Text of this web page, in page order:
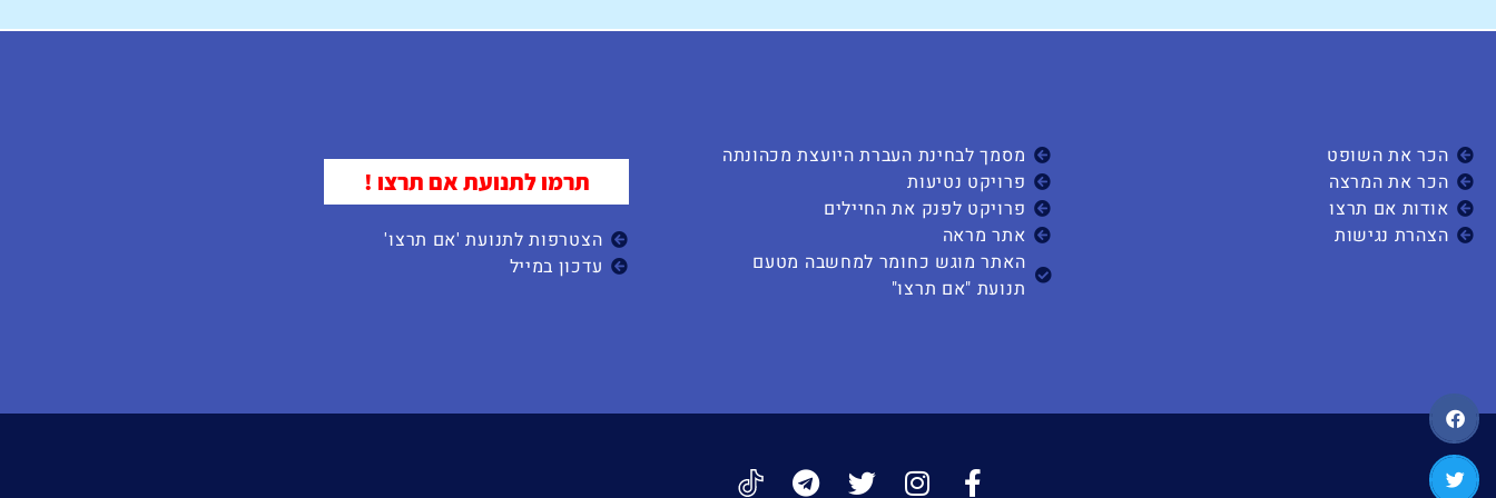
הכר את השופט
הכר את המרצה
אודות אם תרצו
הצהרת נגישות
מסמך לבחינת העברת היועצת מכהונתה
פרויקט נטיעות
פרויקט לפנק את החיילים
אתר מראה
האתר מוגש כחומר למחשבה מטעם
תנועת "אם תרצו"
תרמו לתנועת אם תרצו !
הצטרפות לתנועת 'אם תרצו'
עדכון במייל